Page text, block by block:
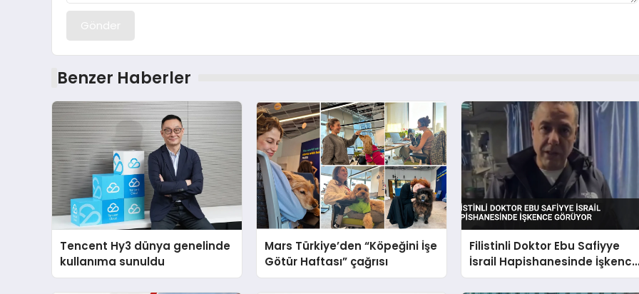
Gönder
Benzer Haberler
Tencent Hy3 dünya genelinde
kullanıma sunuldu
Mars Türkiye’den “Köpeğini İşe
Götür Haftası” çağrısı
Filistinli Doktor Ebu Safiyye
İsrail Hapishanesinde İşkence
Görüyor